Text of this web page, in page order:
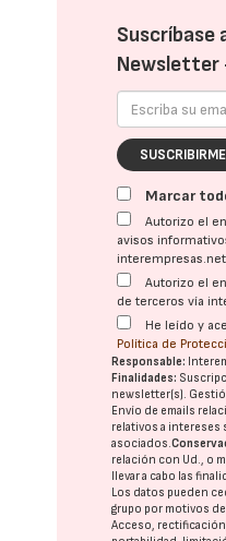
Suscríbase
Newsletter
Marcar
Autorizo el
avisos
interempresas.net
Autorizo el
de terceros vía
He leído y
Política de
Responsable:
Finalidades:
newsletter(s).
Envío de emails
relativos a intereses
asociados.
relación con Ud., o
llevar a cabo las
Los datos pueden
grupo por motivos
Acceso,